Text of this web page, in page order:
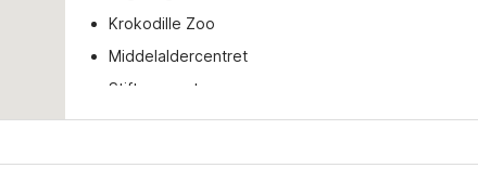
Krokodille Zoo
Middelaldercentret
Stiftsmuseet
Nykøbing Falster Brandmuseum